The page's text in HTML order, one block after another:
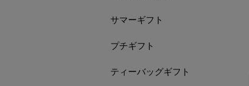
サマーギフト
プチギフト
ティーバッグギフト